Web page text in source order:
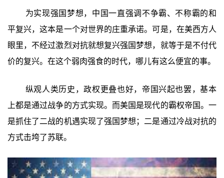
为实现强国梦想，中国一直强调不争霸、不称霸的和
平复兴，这本是一个对世界的庄重承诺。可是，在美西方人
眼里，不经过激烈对抗就想复兴强国梦想，就等于是不付代
价的复兴。在这个弱肉强食的时代，哪儿有这么便宜的事。
纵观人类历史，政权更叠也好，帝国兴起也罢，基本
上都是通过战争的方式实现。而美国是现代的霸权帝国。一
是抓住了二战的机遇实现了强国梦想；二是通过冷战对抗的
方式击垮了苏联。